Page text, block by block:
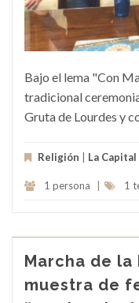
Bajo el lema "Con
tradicional
Gruta de Lourdes y
Religión La
1 persona 1
Marcha de la
muestra de